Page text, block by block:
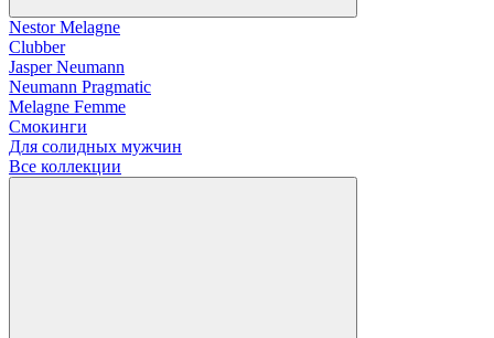
Nestor Melagne
Clubber
Jasper Neumann
Neumann Pragmatic
Melagne Femme
Смокинги
Для солидных мужчин
Все коллекции